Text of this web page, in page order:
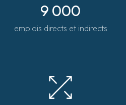
9 000
emplois directs et indirects